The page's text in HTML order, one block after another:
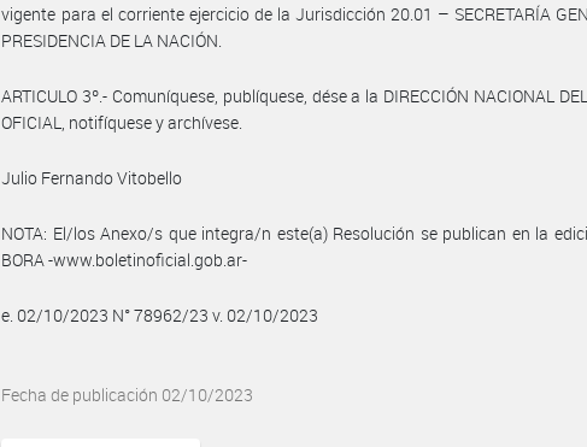
vigente para el corriente ejercicio de la Jurisdicción 20.01 – SECRETARÍA
PRESIDENCIA DE LA NACIÓN.
ARTICULO 3º.- Comuníquese, publíquese, dése a la DIRECCIÓN NACIONAL
OFICIAL, notifíquese y archívese.
Julio Fernando Vitobello
NOTA: El/los Anexo/s que integra/n este(a) Resolución se publican en la
BORA -www.boletinoficial.gob.ar-
e. 02/10/2023 N° 78962/23 v. 02/10/2023
Fecha de publicación 02/10/2023